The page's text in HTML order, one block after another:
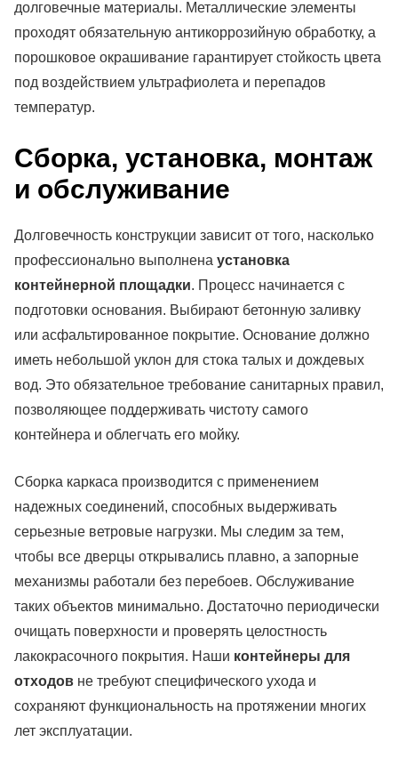
долговечные материалы. Металлические элементы
проходят обязательную антикоррозийную обработку, а
порошковое окрашивание гарантирует стойкость цвета
под воздействием ультрафиолета и перепадов
температур.
Сборка, установка, монтаж
и обслуживание
Долговечность конструкции зависит от того, насколько
профессионально выполнена установка
контейнерной площадки. Процесс начинается с
подготовки основания. Выбирают бетонную заливку
или асфальтированное покрытие. Основание должно
иметь небольшой уклон для стока талых и дождевых
вод. Это обязательное требование санитарных правил,
позволяющее поддерживать чистоту самого
контейнера и облегчать его мойку.
Сборка каркаса производится с применением
надежных соединений, способных выдерживать
серьезные ветровые нагрузки. Мы следим за тем,
чтобы все дверцы открывались плавно, а запорные
механизмы работали без перебоев. Обслуживание
таких объектов минимально. Достаточно периодически
очищать поверхности и проверять целостность
лакокрасочного покрытия. Наши контейнеры для
отходов не требуют специфического ухода и
сохраняют функциональность на протяжении многих
лет эксплуатации.